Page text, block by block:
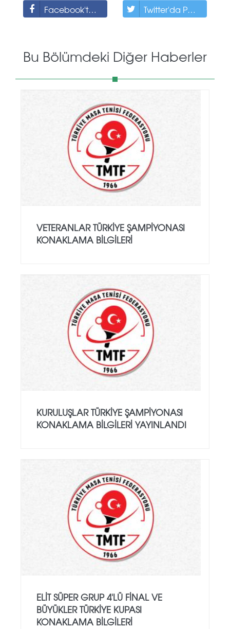
Facebook'ta Paylaş Twitter'da Paylaş
Bu Bölümdeki Diğer Haberler
VETERANLAR TÜRKIYE ŞAMPIYONASI
KONAKLAMA BILGILERI
KURULUŞLAR TÜRKIYE ŞAMPIYONASI
KONAKLAMA BILGILERI YAYINLANDI
ELIT SÜPER GRUP 4'LÜ FINAL VE
BÜYÜKLER TÜRKIYE KUPASI
KONAKLAMA BILGILERI